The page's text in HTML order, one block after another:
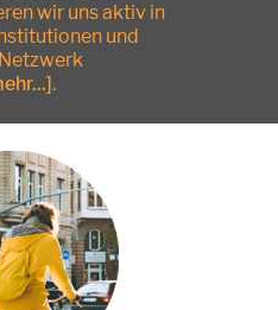
wir uns aktiv in
und
.